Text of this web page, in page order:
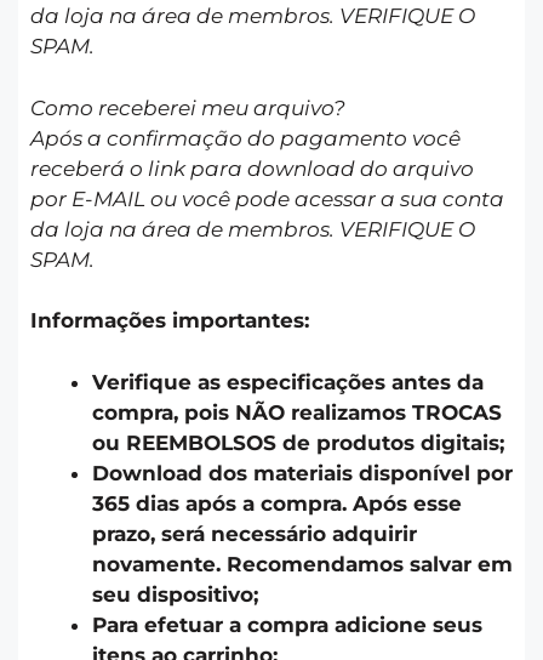
da loja na área de membros. VERIFIQUE O
SPAM.
Como receberei meu arquivo?
Após a confirmação do pagamento você
receberá o link para download do arquivo
por E-MAIL ou você pode acessar a sua conta
da loja na área de membros. VERIFIQUE O
SPAM.
Informações importantes:
Verifique as especificações antes da
compra, pois NÃO realizamos TROCAS
ou REEMBOLSOS de produtos digitais;
Download dos materiais disponível por
365 dias após a compra. Após esse
prazo, será necessário adquirir
novamente. Recomendamos salvar em
seu dispositivo;
Para efetuar a compra adicione seus
itens ao carrinho;